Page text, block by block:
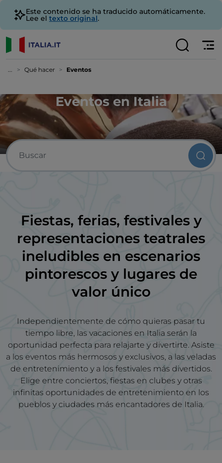
Este contenido se ha traducido automáticamente.
Lee el texto original.
... Qué hacer Eventos
Eventos en Italia
Fiestas, ferias, festivales y
representaciones teatrales
ineludibles en escenarios
pintorescos y lugares de
valor único
Independientemente de cómo quieras pasar tu
tiempo libre, las vacaciones en Italia serán la
oportunidad perfecta para relajarte y divertirte. Asiste
a los eventos más hermosos y exclusivos, a las veladas
de entretenimiento y a los festivales más divertidos.
Elige entre conciertos, fiestas en clubes y otras
infinitas oportunidades de entretenimiento en los
pueblos y ciudades más encantadores de Italia.